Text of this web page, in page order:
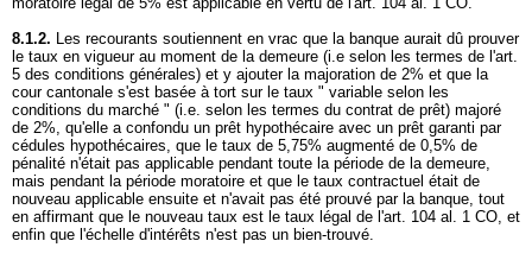
8.1.2. Les recourants soutiennent en vrac que la banque aurait dû prouver
le taux en vigueur au moment de la demeure (i.e selon les termes de l'art.
5 des conditions générales) et y ajouter la majoration de 2% et que la
cour cantonale s'est basée à tort sur le taux " variable selon les
conditions du marché " (i.e. selon les termes du contrat de prêt) majoré
de 2%, qu'elle a confondu un prêt hypothécaire avec un prêt garanti par
cédules hypothécaires, que le taux de 5,75% augmenté de 0,5% de
pénalité n'était pas applicable pendant toute la période de la demeure,
mais pendant la période moratoire et que le taux contractuel était de
nouveau applicable ensuite et n'avait pas été prouvé par la banque, tout
en affirmant que le nouveau taux est le taux légal de l'art. 104 al. 1 CO, et
enfin que l'échelle d'intérêts n'est pas un bien-trouvé.